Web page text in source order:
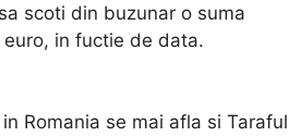
scoti din buzunar o suma
in fuctie de data.
Romania se mai afla si Taraful